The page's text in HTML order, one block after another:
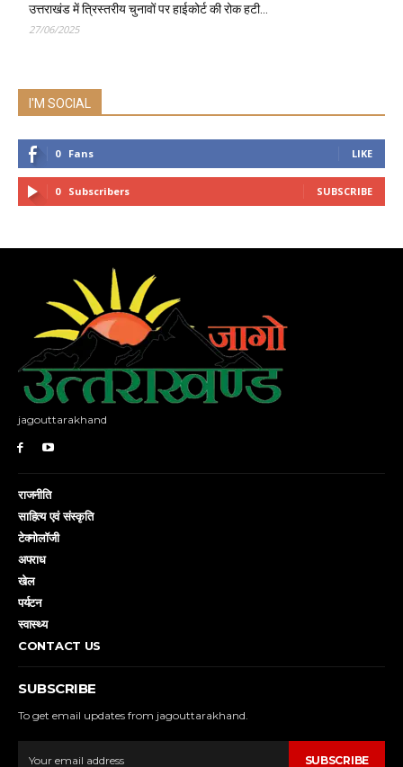
उत्तराखंड में त्रिस्तरीय चुनावों पर हाईकोर्ट की रोक हटी…
27/06/2025
I'M SOCIAL
0 Fans LIKE
0 Subscribers SUBSCRIBE
jagouttarakhand
राजनीति
साहित्य एवं संस्कृति
टेक्नोलॉजी
अपराध
खेल
पर्यटन
स्वास्थ्य
CONTACT US
SUBSCRIBE
To get email updates from jagouttarakhand.
SUBSCRIBE